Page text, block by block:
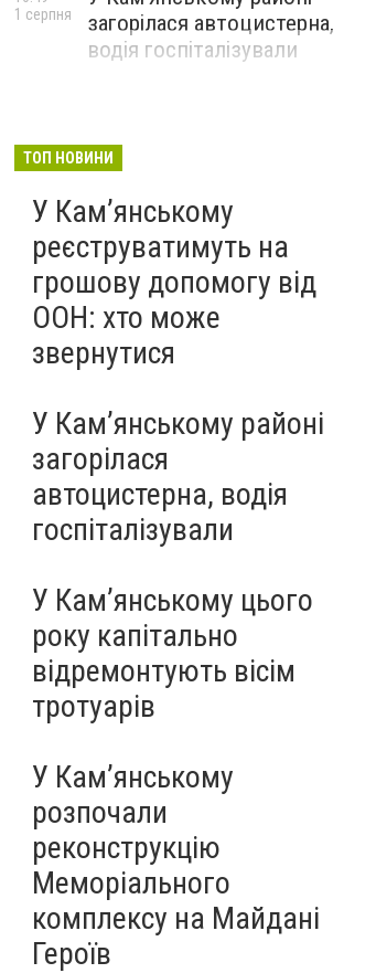
загорілася автоцистерна,
водія госпіталізували
1 серпня
ТОП НОВИНИ
У Кам’янському
реєструватимуть на
грошову допомогу від
ООН: хто може
звернутися
У Кам’янському районі
загорілася
автоцистерна, водія
госпіталізували
У Кам’янському цього
року капітально
відремонтують вісім
тротуарів
У Кам’янському
розпочали
реконструкцію
Меморіального
комплексу на Майдані
Героїв